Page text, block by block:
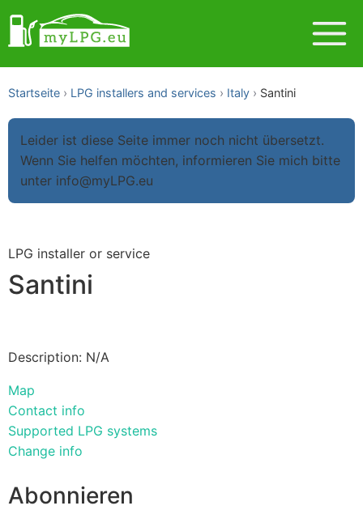
Startseite LPG installers and services Italy Santini
Leider ist diese Seite immer noch nicht übersetzt.
Wenn Sie helfen möchten, informieren Sie mich bitte
unter info@myLPG.eu
LPG installer or service
Santini
Description: N/A
Map
Contact info
Supported LPG systems
Change info
Abonnieren